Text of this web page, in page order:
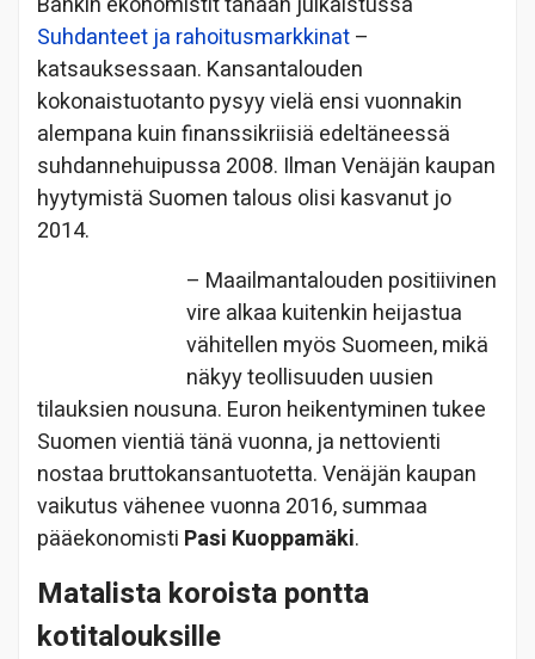
Suhdanteet ja rahoitusmarkkinat–
katsauksessaan. Kansantalouden
kokonaistuotanto pysyy vielä ensi vuonnakin
alempana kuin finanssikriisiä edeltäneessä
suhdannehuipussa 2008. Ilman Venäjän kaupan
hyytymistä Suomen talous olisi kasvanut jo
2014.
– Maailmantalouden positiivinen
vire alkaa kuitenkin heijastua
vähitellen myös Suomeen, mikä
näkyy teollisuuden uusien
tilauksien nousuna. Euron heikentyminen tukee
Suomen vientiä tänä vuonna, ja nettovienti
nostaa bruttokansantuotetta. Venäjän kaupan
vaikutus vähenee vuonna 2016, summaa
pääekonomisti Pasi Kuoppamäki.
Matalista koroista pontta
kotitalouksille